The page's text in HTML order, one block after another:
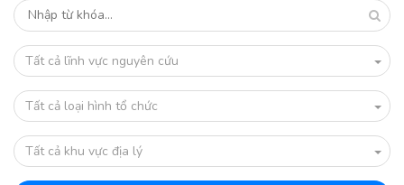
Tất cả lĩnh vực nguyên cứu
Tất cả loại hình tổ chức
Tất cả khu vực địa lý